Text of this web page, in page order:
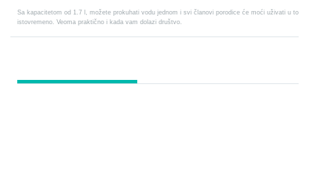
Sa kapacitetom od 1.7 l, možete prokuhati vodu jednom i svi članovi porodice će moći uživati u
istovremeno. Veoma praktično i kada vam dolazi društvo.